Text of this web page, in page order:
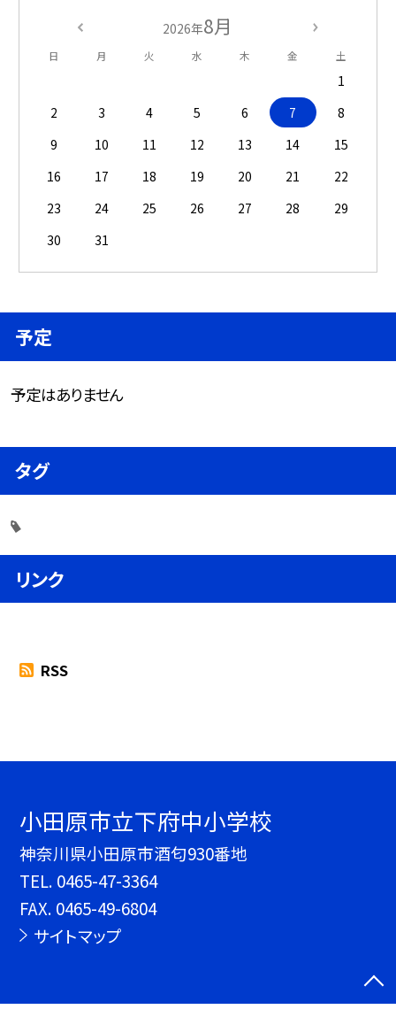
2026年8月
日 月 火 水 木 金 土
1
2
3 4 5 6 7
8
9
10 11 12 13 14
15
16
17 18 19 20 21
22
23
24 25 26 27 28
29
30
31
予定
予定はありません
タグ
リンク
RSS
小田原市立下府中小学校
神奈川県小田原市酒匂930番地
TEL. 0465-47-3364
FAX. 0465-49-6804
サイトマップ